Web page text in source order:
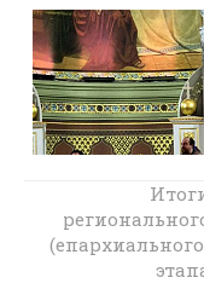
Встреча
отдела с